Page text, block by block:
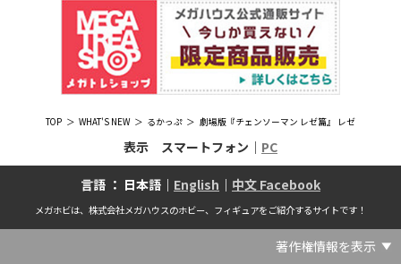
TOP WHAT'S NEW るかっぷ 劇場版『チェンソーマン レゼ篇』 レゼ
表示 スマートフォン｜ PC
言語 ： 日本語｜ English ｜ 中文 Facebook
メガホビは、株式会社メガハウスのホビー、フィギュアをご紹介するサイトです！
著作権情報を表示